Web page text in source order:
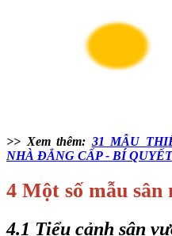
>> Xem thêm: 31 MẪU
NHÀ ĐẲNG CẤP - BÍ
4 Một số mẫu sân
4.1 Tiểu cảnh sân